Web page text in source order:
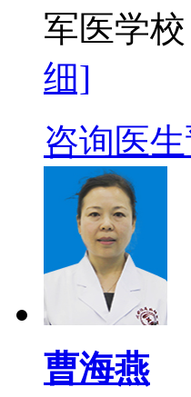
军医学
细]
咨询医生
曹海燕